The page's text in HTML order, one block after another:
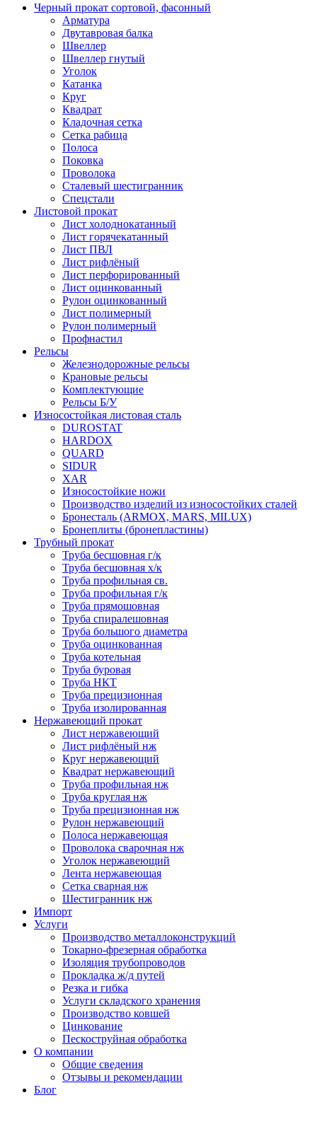
Черный прокат сортовой, фасонный
Арматура
Двутавровая балка
Швеллер
Швеллер гнутый
Уголок
Катанка
Круг
Квадрат
Кладочная сетка
Сетка рабица
Полоса
Поковка
Проволока
Сталевый шестигранник
Спецстали
Листовой прокат
Лист холоднокатанный
Лист горячекатанный
Лист ПВЛ
Лист рифлёный
Лист перфорированный
Лист оцинкованный
Рулон оцинкованный
Лист полимерный
Рулон полимерный
Профнастил
Рельсы
Железнодорожные рельсы
Крановые рельсы
Комплектующие
Рельсы Б/У
Износостойкая листовая сталь
DUROSTAT
HARDOX
QUARD
SIDUR
XAR
Износостойкие ножи
Производство изделий из износостойких сталей
Бронесталь (ARMOX, MARS, MILUX)
Бронеплиты (бронепластины)
Трубный прокат
Труба бесшовная г/к
Труба бесшовная х/к
Труба профильная св.
Труба профильная г/к
Труба прямошовная
Труба спиралешовная
Труба большого диаметра
Труба оцинкованная
Труба котельная
Труба буровая
Труба НКТ
Труба прецизионная
Труба изолированная
Нержавеющий прокат
Лист нержавеющий
Лист рифлёный нж
Круг нержавеющий
Квадрат нержавеющий
Труба профильная нж
Труба круглая нж
Труба прецизионная нж
Рулон нержавеющий
Полоса нержавеющая
Проволока сварочная нж
Уголок нержавеющий
Лента нержавеющая
Сетка сварная нж
Шестигранник нж
Импорт
Услуги
Производство металлоконструкций
Токарно-фрезерная обработка
Изоляция трубопроводов
Прокладка ж/д путей
Резка и гибка
Услуги складского хранения
Производство ковшей
Цинкование
Пескоструйная обработка
О компании
Общие сведения
Отзывы и рекомендации
Блог